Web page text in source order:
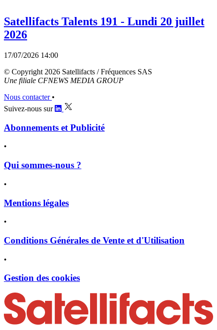
Satellifacts Talents 191 - Lundi 20 juillet
2026
17/07/2026 14:00
© Copyright 2026 Satellifacts / Fréquences SAS
Une filiale CFNEWS MEDIA GROUP
Nous contacter •
Suivez-nous sur
Abonnements et Publicité
•
Qui sommes-nous ?
•
Mentions légales
•
Conditions Générales de Vente et d'Utilisation
•
Gestion des cookies